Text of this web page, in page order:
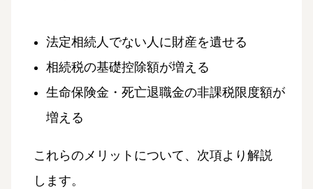
法定相続人でない人に財産を遺せる
相続税の基礎控除額が増える
生命保険金・死亡退職金の非課税限度額が
増える
これらのメリットについて、次項より解説
します。